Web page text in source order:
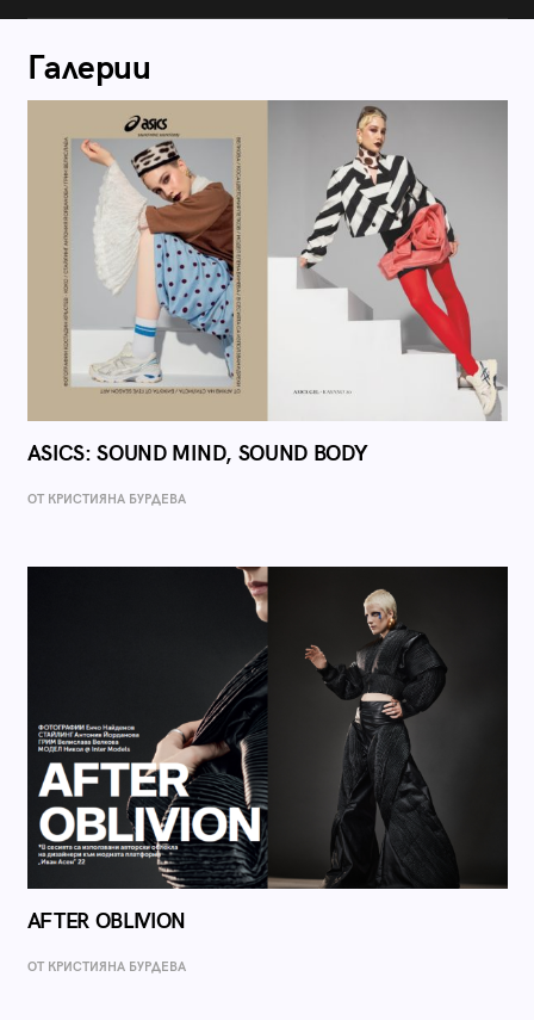
Галерии
ASICS: SOUND MIND, SOUND BODY
ОТ КРИСТИЯНА БУРДЕВА
AFTER OBLIVION
ОТ КРИСТИЯНА БУРДЕВА